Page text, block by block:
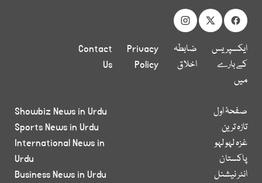
ایکسپریس
کے بارے
میں
ضابطہ
اخلاق
Privacy
Policy
Contact
Us
صفحۂ اول
تازہ ترین
غزہ لہو لہو
پاکستان
انٹر نیشنل
Showbiz News in Urdu
Sports News in Urdu
International News in
Urdu
Business News in Urdu